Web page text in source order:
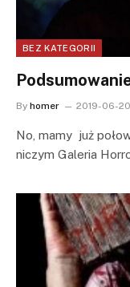
BEZ KATEGORII
By homer 2019-06-20
No, mamy już
niczym Galeria